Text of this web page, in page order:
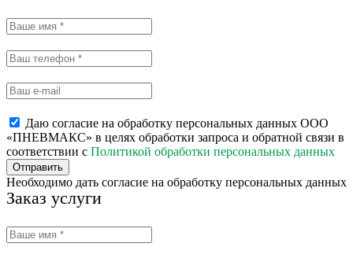
Даю согласие на обработку персональных данных ООО
«ПНЕВМАКС» в целях обработки запроса и обратной связи в
соответствии с Политикой обработки персональных данных
Отправить
Необходимо дать согласие на обработку персональных данных
Заказ услуги